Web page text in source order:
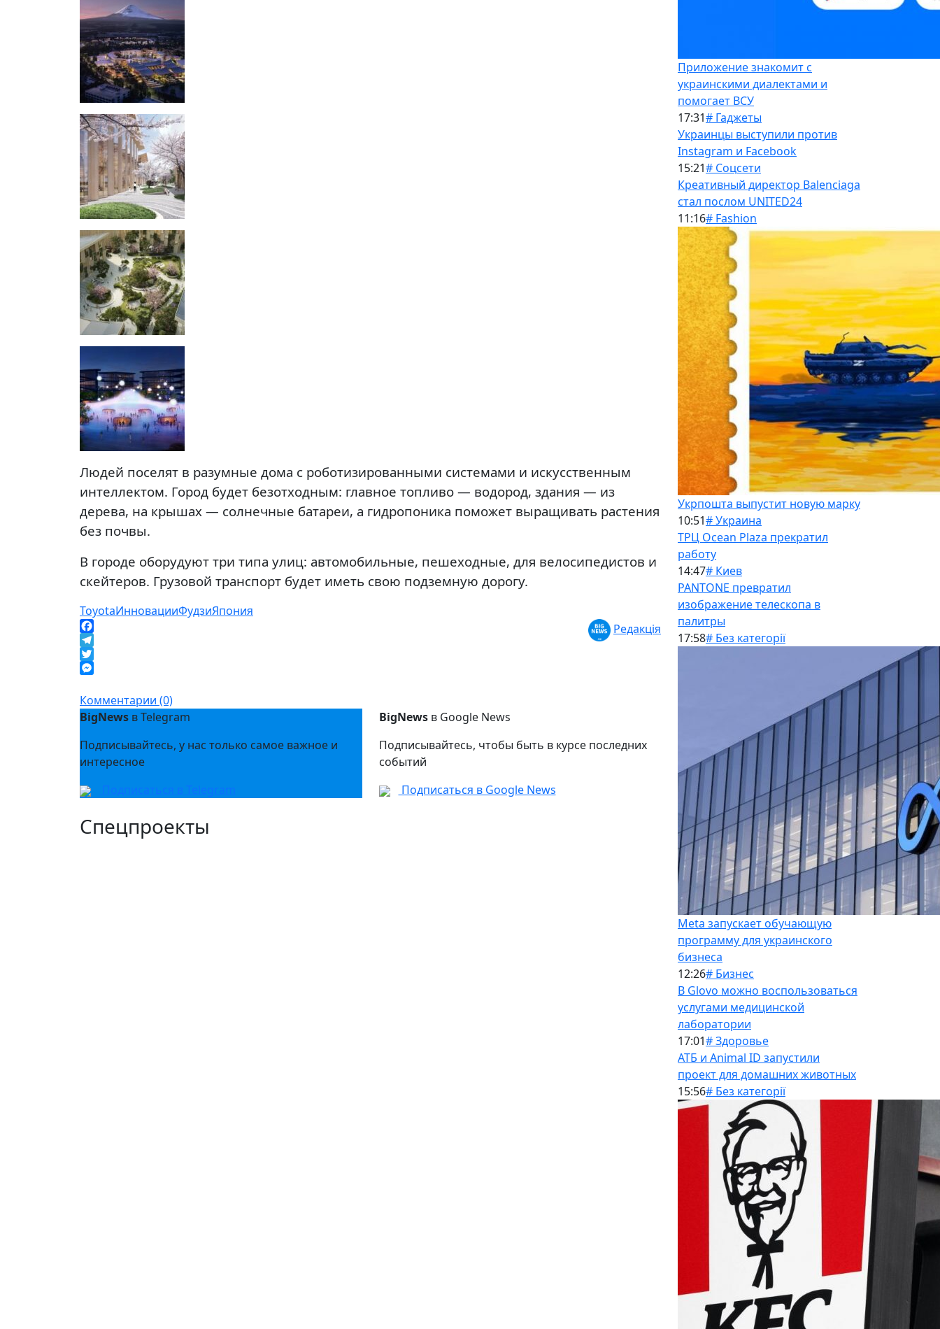
Людей поселят в разумные дома с роботизированными системами и искусственным
интеллектом. Город будет безотходным: главное топливо — водород, здания — из
дерева, на крышах — солнечные батареи, а гидропоника поможет выращивать растения
без почвы.
В городе оборудуют три типа улиц: автомобильные, пешеходные, для велосипедистов и
скейтеров. Грузовой транспорт будет иметь свою подземную дорогу.
ToyotaИнновацииФудзиЯпония
Facebook
Telegram
Twitter
Редакція
Комментарии (0)
BigNews в Telegram
Подписывайтесь, у нас только самое важное и
интересное
Подписаться в Telegram
BigNewsв Google News
Подписывайтесь, чтобы быть в курсе последних
событий
Подписаться в Google News
Спецпроекты
Приложение знакомит с
украинскими диалектами и
помогает ВСУ
17:31# Гаджеты
Украинцы выступили против
Instagram и Facebook
15:21# Соцсети
Креативный директор Balenciaga
стал послом UNITED24
11:16# Fashion
Укрпошта выпустит новую марку
10:51# Украина
ТРЦ Ocean Plaza прекратил
работу
14:47# Киев
PANTONE превратил
изображение телескопа в
палитры
17:58# Без категорії
Meta запускает обучающую
программу для украинского
бизнеса
12:26# Бизнес
В Glovo можно воспользоваться
услугами медицинской
лаборатории
17:01# Здоровье
АТБ и Animal ID запустили
проект для домашних животных
15:56# Без категорії